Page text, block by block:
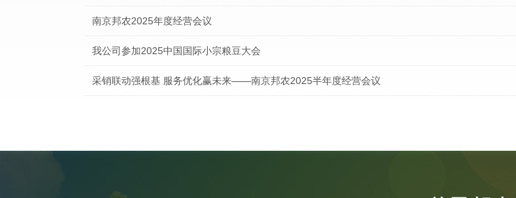
南京邦农2025年度经营会议
我公司参加2025中国国际小宗粮豆大会
采销联动强根基 服务优化赢未来——南京邦农2025半年度经营会议